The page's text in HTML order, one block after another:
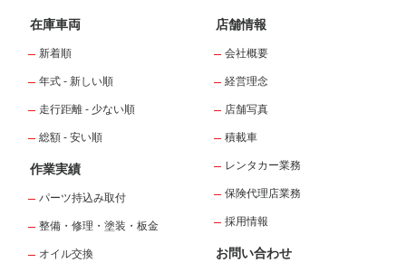
在庫車両
新着順
年式 - 新しい順
走行距離 - 少ない順
総額 - 安い順
作業実績
パーツ持込み取付
整備・修理・塗装・板金
オイル交換
店舗情報
会社概要
経営理念
店舗写真
積載車
レンタカー業務
保険代理店業務
採用情報
お問い合わせ